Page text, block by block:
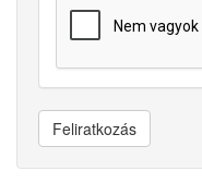
Feliratkozás